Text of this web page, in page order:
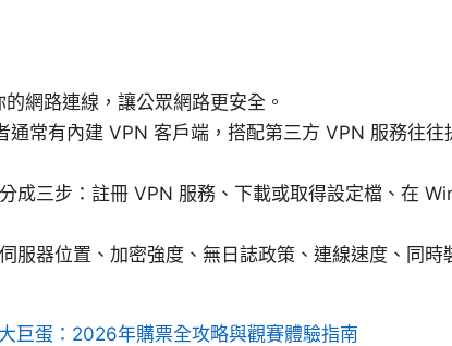
網路連線，讓公眾網路更安全。
常有內建 VPN 客戶端，搭配第三方 VPN 服務往往
成三步：註冊 VPN 服務、下載或取得設定檔、在
服器位置、加密強度、無日誌政策、連線速度、同時
巨蛋：2026年購票全攻略與觀賽體驗指南